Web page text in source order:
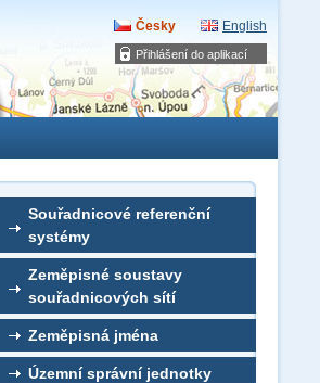
Přihlášení do aplikací
Česky English
Souřadnicové referenční
systémy
Zeměpisné soustavy
souřadnicových sítí
Zeměpisná jména
Územní správní jednotky